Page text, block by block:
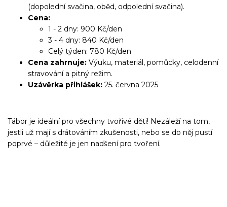
(dopolední svačina, oběd, odpolední svačina).
Cena:
1 - 2 dny: 900 Kč/den
3 - 4 dny: 840 Kč/den
Celý týden: 780 Kč/den
Cena zahrnuje: Výuku, materiál, pomůcky, celodenní
stravování a pitný režim.
Uzávěrka přihlášek: 25. června 2025
Tábor je ideální pro všechny tvořivé děti! Nezáleží na tom,
jestli už mají s drátováním zkušenosti, nebo se do něj pustí
poprvé – důležité je jen nadšení pro tvoření.